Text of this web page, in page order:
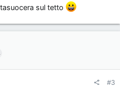
sul tetto
#3